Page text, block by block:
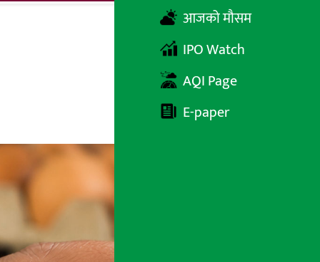
आजको मौसम
IPO Watch
AQI Page
E-paper